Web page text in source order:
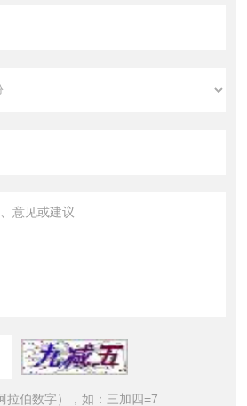
拉伯数字），如：三加四=7